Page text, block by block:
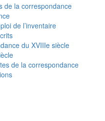
de la correspondance
de l’inventaire
du XVIIIe siècle
de la correspondance